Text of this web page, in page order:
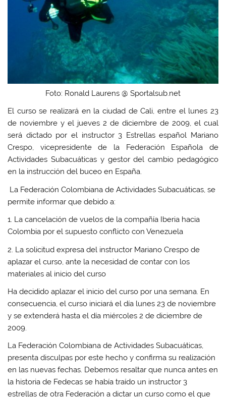
Foto: Ronald Laurens @ Sportalsub.net
El curso se realizará en la ciudad de Cali, entre el lunes 23
de noviembre y el jueves 2 de diciembre de 2009, el cual
será dictado por el instructor 3 Estrellas español Mariano
Crespo, vicepresidente de la Federación Española de
Actividades Subacuáticas y gestor del cambio pedagógico
en la instrucción del buceo en España.
La Federación Colombiana de Actividades Subacuáticas, se
permite informar que debido a:
1. La cancelación de vuelos de la compañía Iberia hacia
Colombia por el supuesto conflicto con Venezuela
2. La solicitud expresa del instructor Mariano Crespo de
aplazar el curso, ante la necesidad de contar con los
materiales al inicio del curso
Ha decidido aplazar el inicio del curso por una semana. En
consecuencia, el curso iniciará el día lunes 23 de noviembre
y se extenderá hasta el día miércoles 2 de diciembre de
2009.
La Federación Colombiana de Actividades Subacuáticas,
presenta disculpas por este hecho y confirma su realización
en las nuevas fechas. Debemos resaltar que nunca antes en
la historia de Fedecas se había traído un instructor 3
estrellas de otra Federación a dictar un curso como el que